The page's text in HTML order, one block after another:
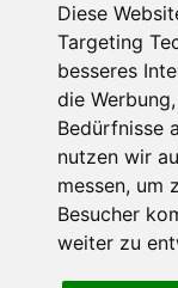
Diese
Targeting
besseres
die
Bedürfnisse
nutzen wir
messen, um
Besucher
weiter zu
Terms of Use Privacy
About Us
Advertising
Contact Us